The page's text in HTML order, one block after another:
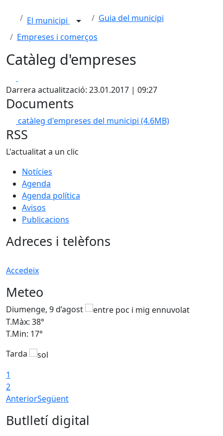
El municipi
Guia del municipi
Empreses i comerços
Catàleg d'empreses
Darrera actualització: 23.01.2017 | 09:27
Documents
catàleg d'empreses del municipi (4.6MB)
RSS
L'actualitat a un clic
Notícies
Agenda
Agenda política
Avisos
Publicacions
Adreces i telèfons
Accedeix
Meteo
Diumenge, 9 d’agost
T.Màx: 38°
T.Min: 17°
Tarda
1
2
AnteriorSegüent
Butlletí digital